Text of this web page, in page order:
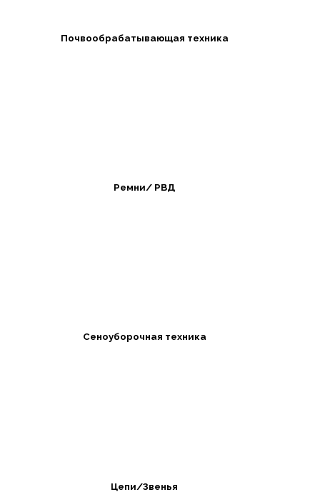
Почвообрабатывающая техника
Ремни/ РВД
Сеноуборочная техника
Цепи/Звенья